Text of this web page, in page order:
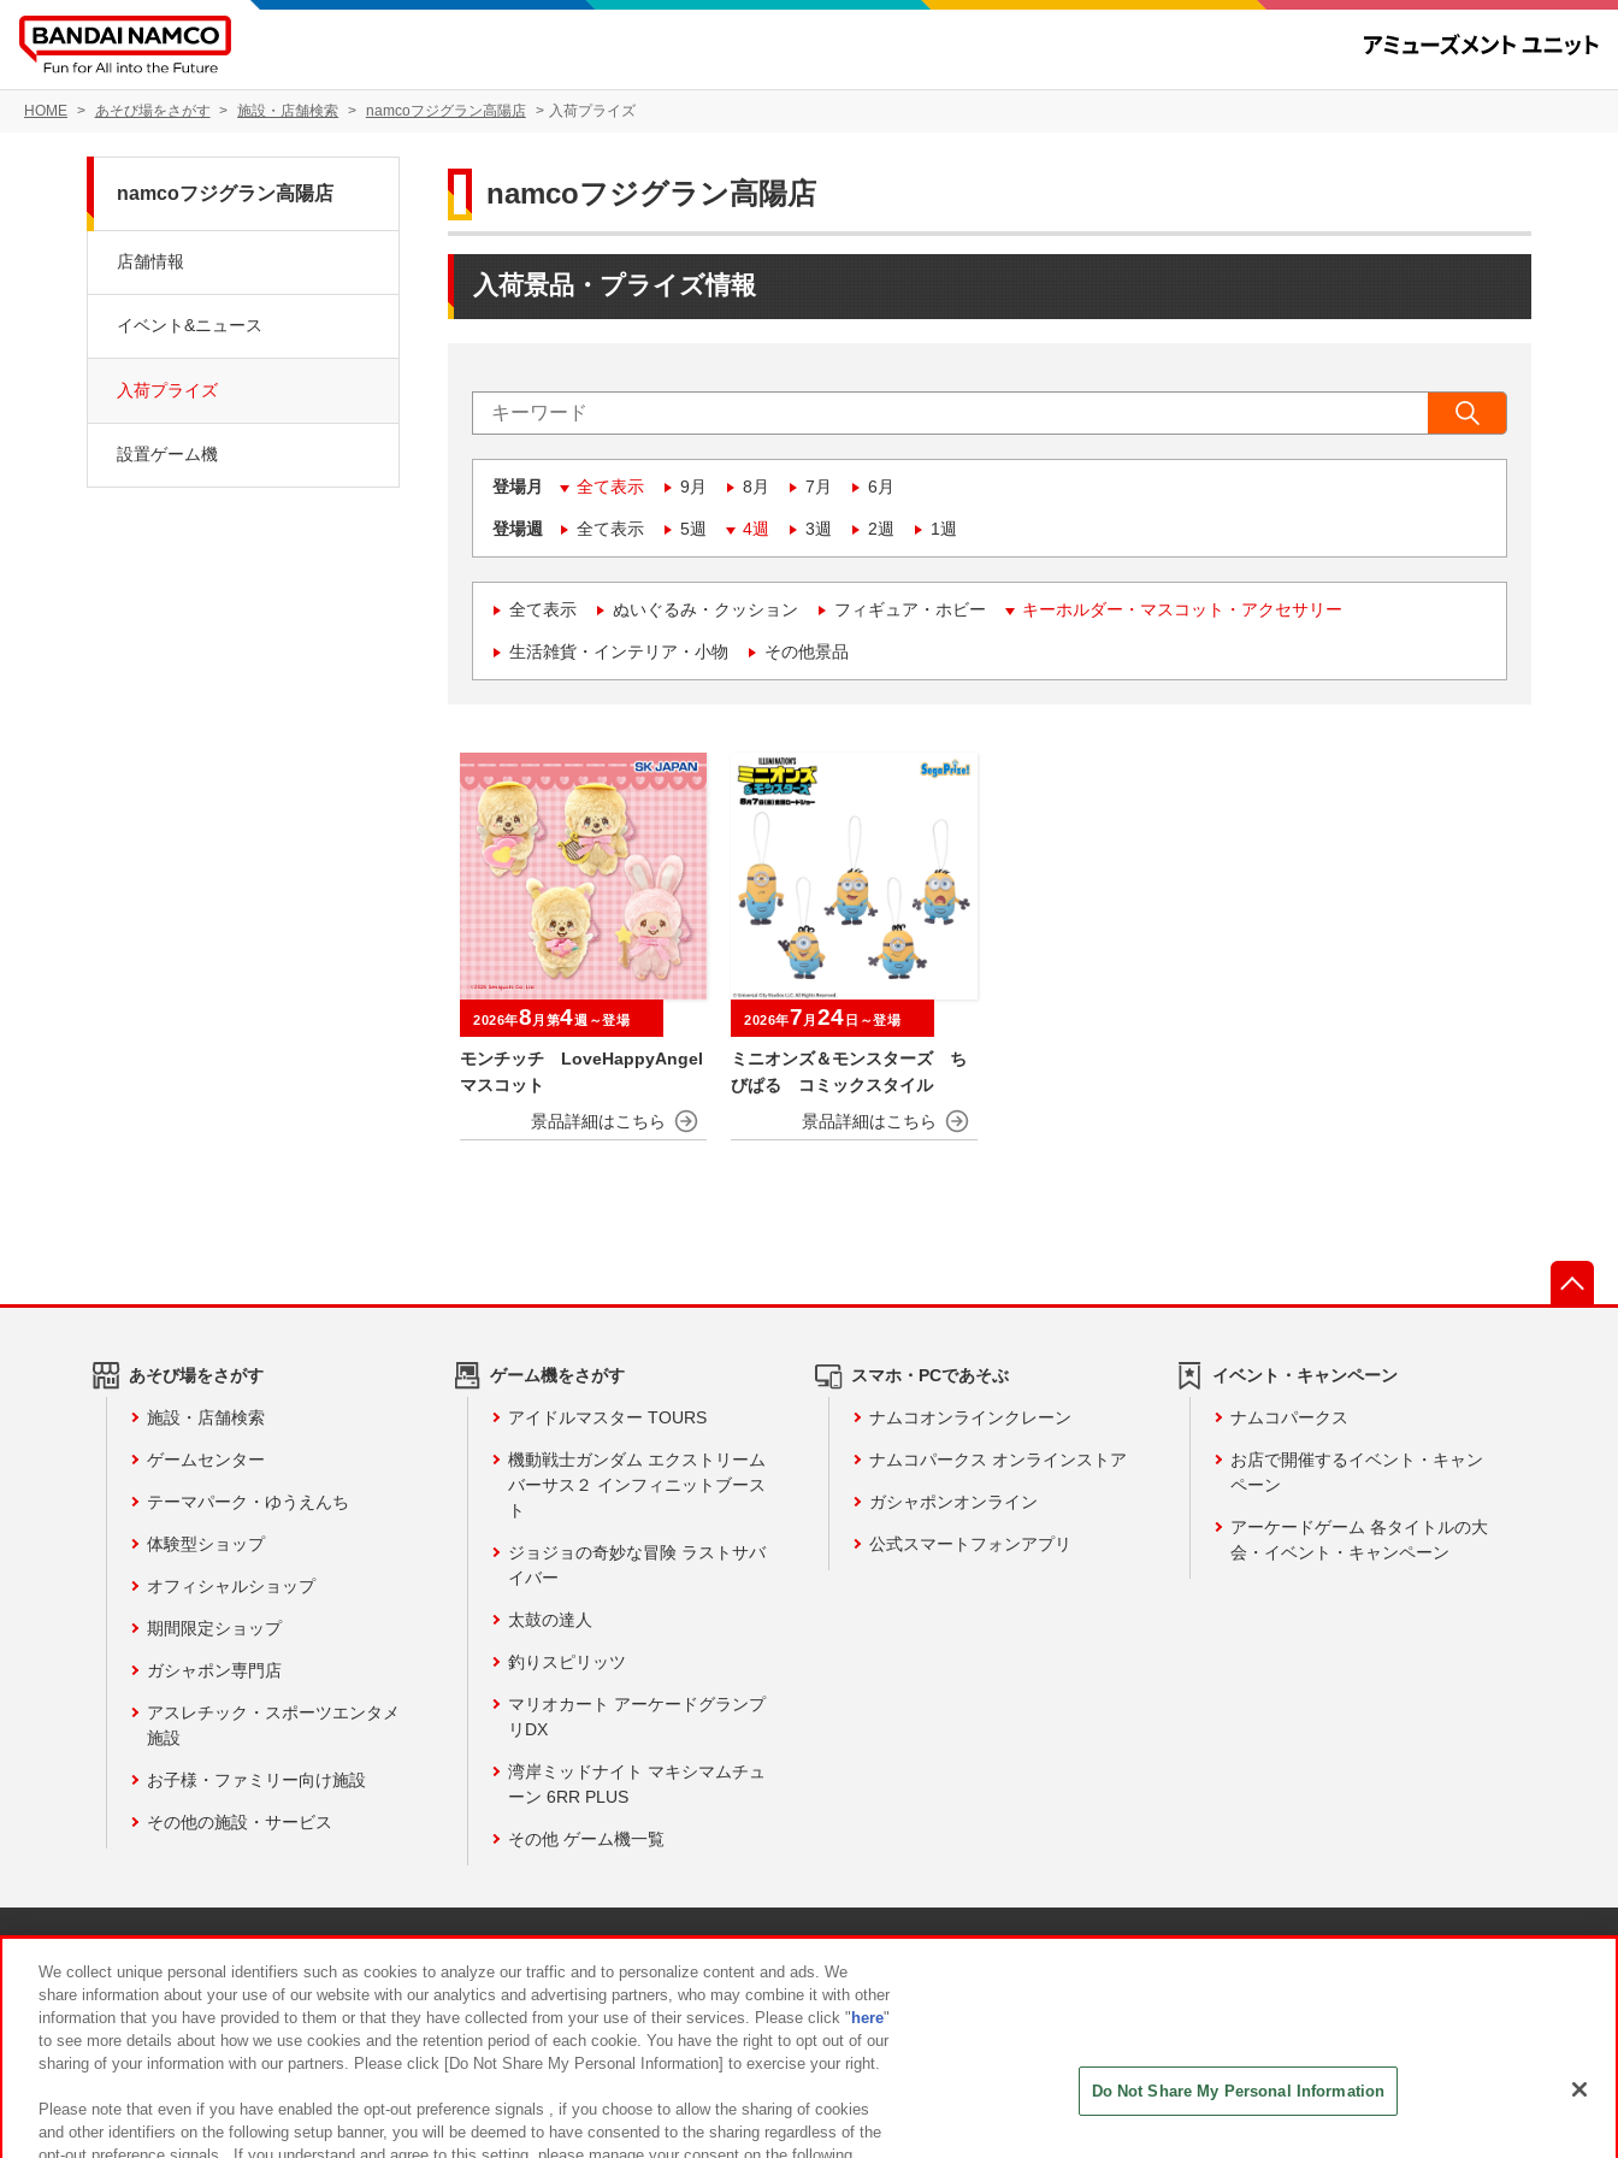
HOME あそび場をさがす 施設・店舗検索 namcoフジグラン高陽店 入荷プライズ
namcoフジグラン高陽店
入荷景品・プライズ情報
登場月 全て表示 9月 8月 7月 6月
登場週 全て表示 5週 4週 3週 2週 1週
全て表示 ぬいぐるみ・クッション フィギュア・ホビー キーホルダー・マスコット・アクセサリー
生活雑貨・インテリア・小物 その他景品
モンチッチ LoveHappyAngel
マスコット
2026年8 月第4週～登場
ミニオンズ＆モンスターズ ち
びぱる コミックスタイル
2026年7 月 24 日～登場
namcoフジグラン高陽店
店舗情報
イベント&ニュース
入荷プライズ
設置ゲーム機
あそび場をさがす
施設・店舗検索
ゲームセンター
テーマパーク・ゆうえんち
体験型ショップ
オフィシャルショップ
期間限定ショップ
ガシャポン専門店
アスレチック・スポーツエンタメ
施設
お子様・ファミリー向け施設
その他の施設・サービス
ゲーム機をさがす
アイドルマスター TOURS
機動戦士ガンダム エクストリーム
バーサス２ インフィニットブース
ト
ジョジョの奇妙な冒険 ラストサバ
イバー
太鼓の達人
釣りスピリッツ
マリオカート アーケードグランプ
リDX
湾岸ミッドナイト マキシマムチュ
ーン 6RR PLUS
その他 ゲーム機一覧
スマホ・PCであそぶ
ナムコオンラインクレーン
ナムコパークス オンラインストア
ガシャポンオンライン
公式スマートフォンアプリ
イベント・キャンペーン
ナムコパークス
お店で開催するイベント・キャン
ペーン
アーケードゲーム 各タイトルの大
会・イベント・キャンペーン
食品のご提供について カスタマーハラスメント対応方針
We collect unique personal identifiers such as cookies to analyze our traffic and to personalize content and ads. We
share information about your use of our website with our analytics and advertising partners, who may combine it with other
information that you have provided to them or that they have collected from your use of their services. Please click " here"
to see more details about how we use cookies and the retention period of each cookie. You have the right to opt out of our
sharing of your information with our partners. Please click [Do Not Share My Personal Information] to exercise your right.
Please note that even if you have enabled the opt-out preference signals , if you choose to allow the sharing of cookies
and other identifiers on the following setup banner, you will be deemed to have consented to the sharing regardless of the
Do Not Share My Personal Information